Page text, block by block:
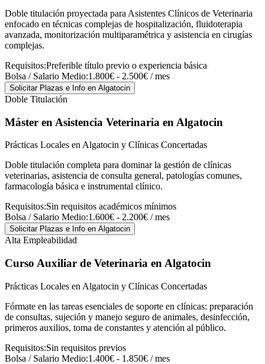
Doble titulación proyectada para Asistentes Clínicos de Veterinaria
enfocado en técnicas complejas de hospitalización, fluidoterapia
avanzada, monitorización multiparamétrica y asistencia en cirugías
complejas.
Requisitos:Preferible título previo o experiencia básica
Bolsa / Salario Medio:1.800€ - 2.500€ / mes
Solicitar Plazas e Info en Algatocin
Doble Titulación
Máster en Asistencia Veterinaria en Algatocin
Prácticas Locales en Algatocin y Clínicas Concertadas
Doble titulación completa para dominar la gestión de clínicas
veterinarias, asistencia de consulta general, patologías comunes,
farmacología básica e instrumental clínico.
Requisitos:Sin requisitos académicos mínimos
Bolsa / Salario Medio:1.600€ - 2.200€ / mes
Solicitar Plazas e Info en Algatocin
Alta Empleabilidad
Curso Auxiliar de Veterinaria en Algatocin
Prácticas Locales en Algatocin y Clínicas Concertadas
Fórmate en las tareas esenciales de soporte en clínicas: preparación
de consultas, sujeción y manejo seguro de animales, desinfección,
primeros auxilios, toma de constantes y atención al público.
Requisitos:Sin requisitos previos
Bolsa / Salario Medio:1.400€ - 1.850€ / mes